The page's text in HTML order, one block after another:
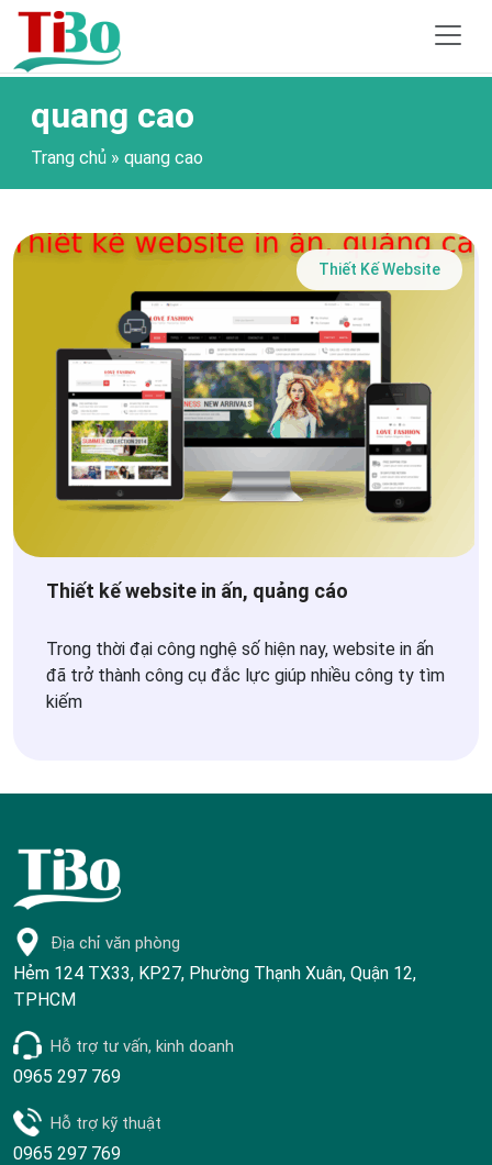
quang cao
Trang chủ » quang cao
Thiết Kế Website
Thiết kế website in ấn, quảng cáo
Trong thời đại công nghệ số hiện nay, website in ấn
đã trở thành công cụ đắc lực giúp nhiều công ty tìm
kiếm
Địa chỉ văn phòng
Hẻm 124 TX33, KP27, Phường Thạnh Xuân, Quận 12,
TPHCM
Hỗ trợ tư vấn, kinh doanh
0965 297 769
Hỗ trợ kỹ thuật
0965 297 769